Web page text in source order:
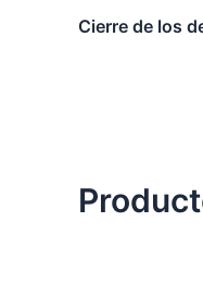
Cierre de los